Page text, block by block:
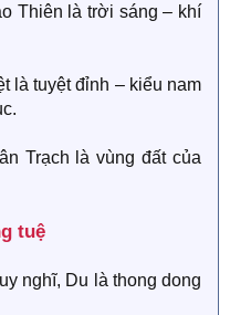
Thiên là trời sáng – khí
là tuyệt đỉnh – kiểu nam
Trạch là vùng đất của
tuệ​
nghĩ, Du là thong dong